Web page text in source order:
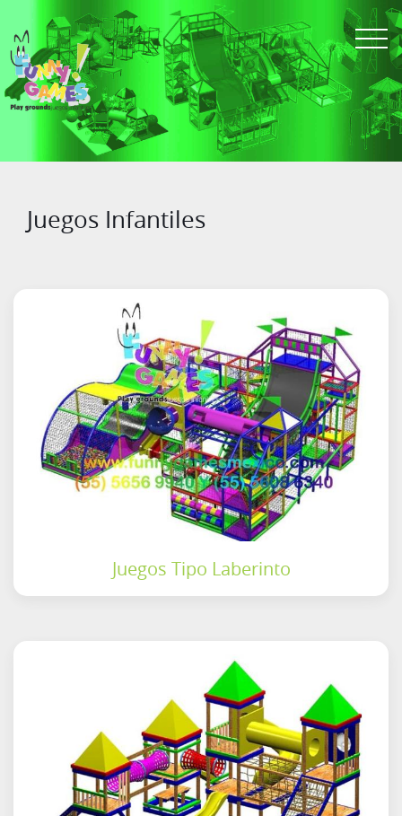
Juegos Infantiles
Juegos Tipo Laberinto